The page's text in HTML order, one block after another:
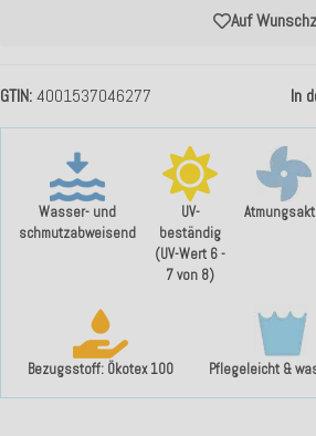
Wasser- und
schmutzabweisend
UV-
beständig
(UV-Wert 6 -
7 von 8)
Bezugsstoff: Ökotex 100 Pflegeleicht &
GTIN 4001537046277 In
Auf